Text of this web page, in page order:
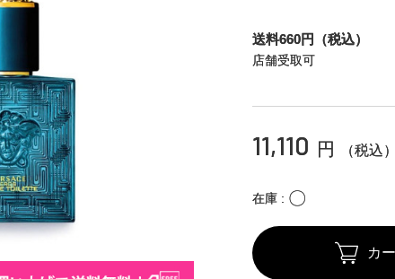
送料660円（税込）
店舗受取可
11,110 円 （税込）
在庫 〇
カ